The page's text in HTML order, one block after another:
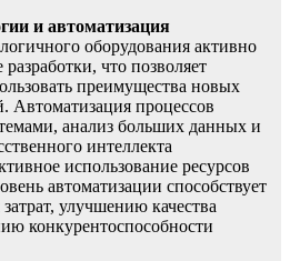
и автоматизация
оборудования активно
что позволяет
преимущества новых
Автоматизация процессов
анализ больших данных и
интеллекта
использование ресурсов
автоматизации способствует
улучшению качества
конкурентоспособности